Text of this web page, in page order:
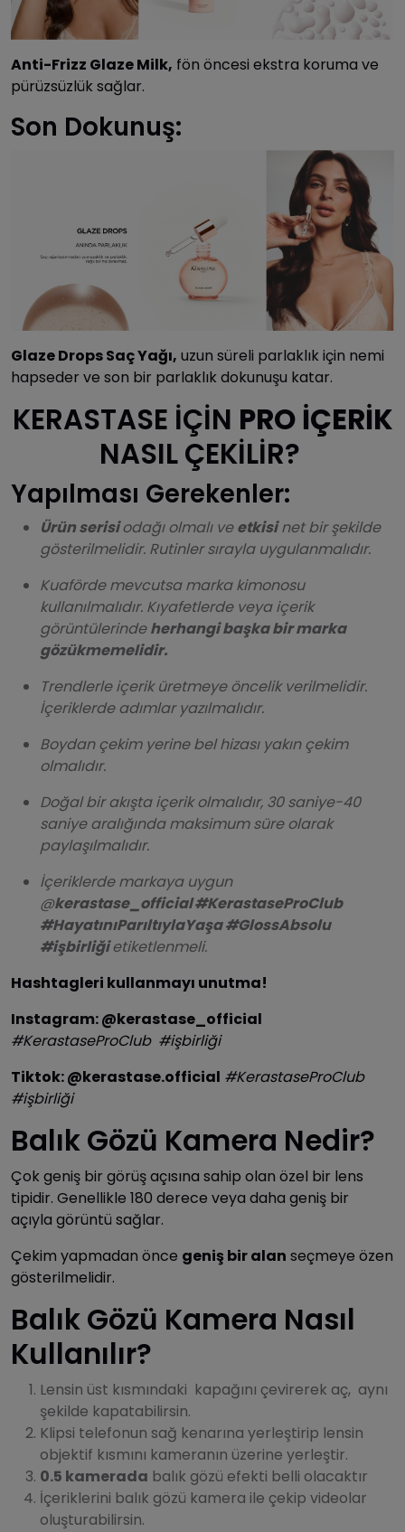
Anti-Frizz Glaze Milk, fön öncesi ekstra koruma ve
pürüzsüzlük sağlar.
Son Dokunuş:
Glaze Drops Saç Yağı, uzun süreli parlaklık için nemi
hapseder ve son bir parlaklık dokunuşu katar.
KERASTASE İÇİN PRO İÇERİK
NASIL ÇEKİLİR?
Yapılması Gerekenler:
Ürün serisiodağı olmalı veetkisinet bir şekilde
gösterilmelidir. Rutinler sırayla uygulanmalıdır.
Kuaförde mevcutsa marka kimonosu
kullanılmalıdır. Kıyafetlerde veya içerik
görüntülerindeherhangi başka bir marka
gözükmemelidir.
Trendlerle içerik üretmeye öncelik verilmelidir.
İçeriklerde adımlar yazılmalıdır.
Boydan çekim yerine bel hizası yakın çekim
olmalıdır.
Doğal bir akışta içerik olmalıdır, 30 saniye-40
saniye aralığında maksimum süre olarak
paylaşılmalıdır.
İçeriklerde markaya uygun
@kerastase_official #KerastaseProClub
#HayatınıParıltıylaYaşa #GlossAbsolu
#işbirliğietiketlenmeli.
Hashtagleri kullanmayı unutma!
Instagram:@kerastase_official
#KerastaseProClub #işbirliği
Tiktok:@kerastase.official #KerastaseProClub
#işbirliği
Balık Gözü Kamera Nedir?
Çok geniş bir görüş açısına sahip olan özel bir lens
tipidir. Genellikle 180 derece veya daha geniş bir
açıyla görüntü sağlar.
Çekim yapmadan önce geniş bir alan seçmeye özen
gösterilmelidir.
Balık Gözü Kamera Nasıl
Kullanılır?
Lensin üst kısmındaki kapağını çevirerek aç, aynı
şekilde kapatabilirsin.
Klipsi telefonun sağ kenarına yerleştirip lensin
objektif kısmını kameranın üzerine yerleştir.
0.5 kamerada balık gözü efekti belli olacaktır
İçeriklerini balık gözü kamera ile çekip videolar
oluşturabilirsin.